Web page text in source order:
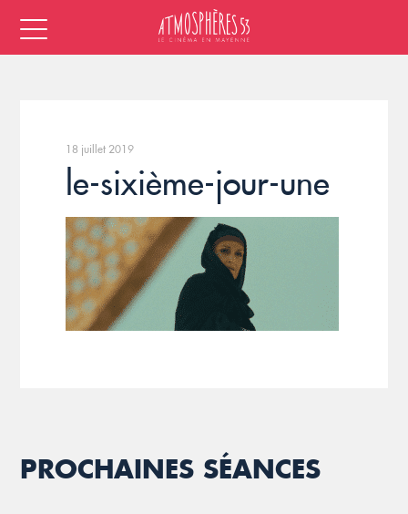
18 juillet 2019
le-sixième-jour-une
PROCHAINES SÉANCES